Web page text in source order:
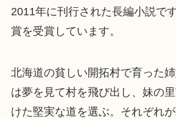
2011年に刊行された長編小説で
賞を受賞しています。
北海道の貧しい開拓村で育った
は夢を見て村を飛び出し、妹の
けた堅実な道を選ぶ。それぞれ